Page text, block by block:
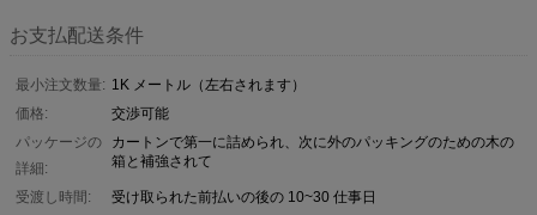
お支払配送条件
最小注文数量: 1K メートル（左右されます）
価格:
交渉可能
パッケージの
詳細:
カートンで第一に詰められ、次に外のパッキングのための木の
箱と補強されて
受渡し時間:
受け取られた前払いの後の 10~30 仕事日